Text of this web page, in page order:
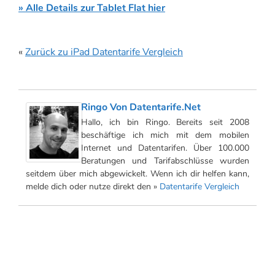
» Alle Details zur Tablet Flat hier
« Zurück zu iPad Datentarife Vergleich
Ringo Von Datentarife.net
Hallo, ich bin Ringo. Bereits seit 2008
beschäftige ich mich mit dem mobilen
Internet und Datentarifen. Über 100.000
Beratungen und Tarifabschlüsse wurden
seitdem über mich abgewickelt. Wenn ich dir helfen kann,
melde dich oder nutze direkt den » Datentarife Vergleich